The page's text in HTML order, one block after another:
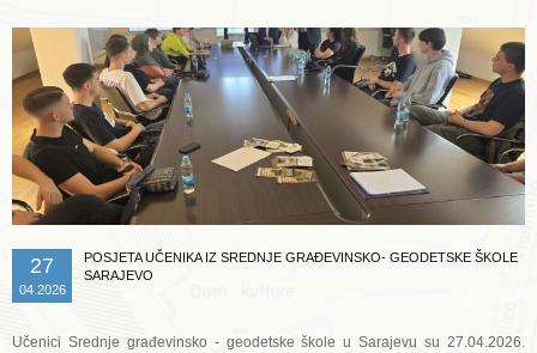
27
04.2026
POSJETA UČENIKA IZ SREDNJE GRAĐEVINSKO- GEODETSKE ŠKOLE
SARAJEVO
Učenici Srednje građevinsko - geodetske škole u Sarajevu su 27.04.2026.